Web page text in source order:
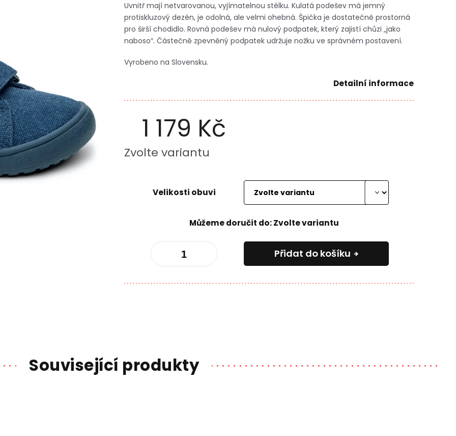
1 179 Kč
Měrná
cena:
Zvolte variantu
Velikosti obuvi
Můžeme doručit do: Zvolte variantu
Přidat do košíku
Uvnitř mají netvarovanou, vyjímatelnou stélku. Kulatá podešev má jemný
protiskluzový dezén, je odolná, ale velmi ohebná. Špička je dostatečně prostorná
pro širší chodidlo. Rovná podešev má nulový podpatek, který zajistí chůzi „jako
naboso“. Částečně zpevněný podpatek udržuje nožku ve správném postavení.
Vyrobeno na Slovensku.
Detailní informace
Související produkty